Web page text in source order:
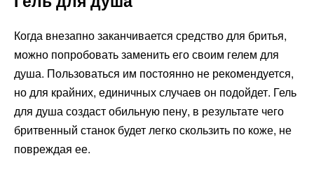
Когда внезапно заканчивается средство для бритья,
можно попробовать заменить его своим гелем для
душа. Пользоваться им постоянно не рекомендуется,
но для крайних, единичных случаев он подойдет. Гель
для душа создаст обильную пену, в результате чего
бритвенный станок будет легко скользить по коже, не
повреждая ее.